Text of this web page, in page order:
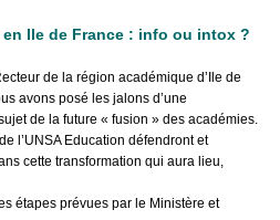
Ile de France : info ou intox ?
de la région académique d’Ile de
avons posé les jalons d’une
de la future « fusion » des académies.
l’UNSA Education défendront et
cette transformation qui aura lieu,
étapes prévues par le Ministère et